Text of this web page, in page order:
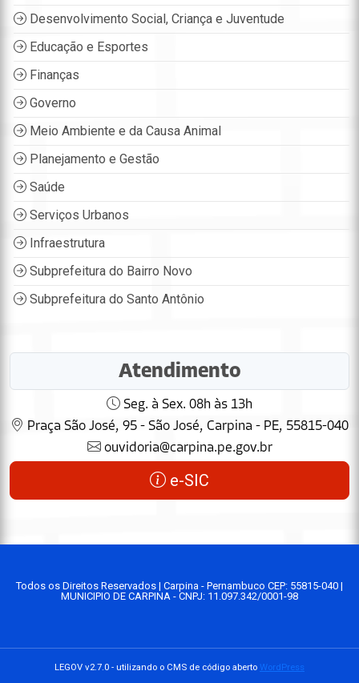
Desenvolvimento Social, Criança e Juventude
Educação e Esportes
Finanças
Governo
Meio Ambiente e da Causa Animal
Planejamento e Gestão
Saúde
Serviços Urbanos
Infraestrutura
Subprefeitura do Bairro Novo
Subprefeitura do Santo Antônio
Atendimento
Seg. à Sex. 08h às 13h
Praça São José, 95 - São José, Carpina - PE, 55815-040
ouvidoria@carpina.pe.gov.br
e-SIC
Todos os Direitos Reservados | Carpina - Pernambuco CEP: 55815-040 |
MUNICIPIO DE CARPINA - CNPJ: 11.097.342/0001-98
LEGOV v2.7.0 - utilizando o CMS de código aberto WordPress